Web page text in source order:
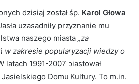
dzisiaj został śp. Karol Głowa
uzasadniły przyznanie mu
naszego miasta „za
w zakresie popularyzacji wiedzy o
latach 1991-2007 piastował
Domu Kultury. To m.in.